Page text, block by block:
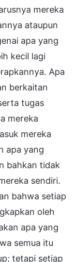
mereka
ataupun
apa yang
kecil lagi
Apa
berkaitan
tugas
mereka
mereka
apa yang
bahkan tidak
sendiri.
bahwa setiap
oleh
apa yang
semua itu
tetapi setiap